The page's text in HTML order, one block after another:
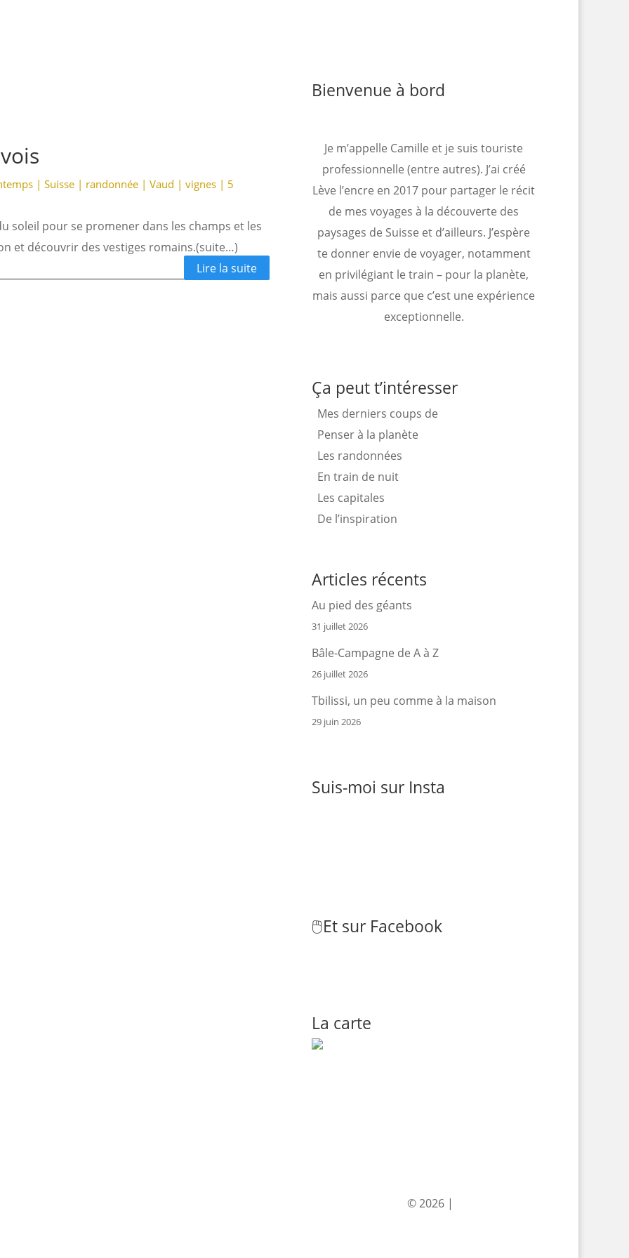
| Suisse | randonnée | Vaud | vignes | 5
soleil pour se promener dans les champs et les
et découvrir des vestiges romains.(suite…)
Lire la suite
Bienvenue à bord
Je m’appelle Camille et je suis touriste
professionnelle (entre autres). J’ai créé
Lève l’encre en 2017 pour partager le récit
de mes voyages à la découverte des
paysages de Suisse et d’ailleurs. J’espère
te donner envie de voyager, notamment
en privilégiant le train – pour la planète,
mais aussi parce que c’est une expérience
exceptionnelle.
Ça peut t’intéresser
Mes derniers coups de
Penser à la planète
Les randonnées
En train de nuit
Les capitales
De l’inspiration
Articles récents
Au pied des géants
31 juillet 2026
Bâle-Campagne de A à Z
26 juillet 2026
Tbilissi, un peu comme à la maison
29 juin 2026
Suis-moi sur Insta
🖱️Et sur Facebook
La carte
© 2026 |